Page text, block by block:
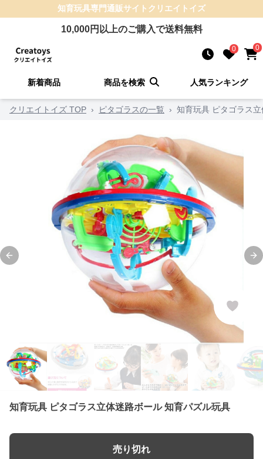
知育玩具専門通販サイト クリエイトイズ
10,000円以上のご購入で送料無料
0 0
新着商品 商品を検索 人気ランキング
クリエイトイズ TOP › ピタゴラスの一覧 › 知育玩具 ピタゴラス
Previous slide
知育玩具 ピタゴラス立体迷路ボール 知育パズル玩具
売り切れ